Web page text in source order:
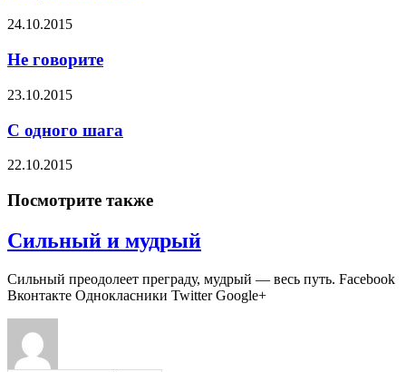
24.10.2015
Не говорите
23.10.2015
С одного шага
22.10.2015
Посмотрите также
Сильный и мудрый
Сильный преодолеет преграду, мудрый — весь путь. Facebook
Вконтакте Однокласники Twitter Google+